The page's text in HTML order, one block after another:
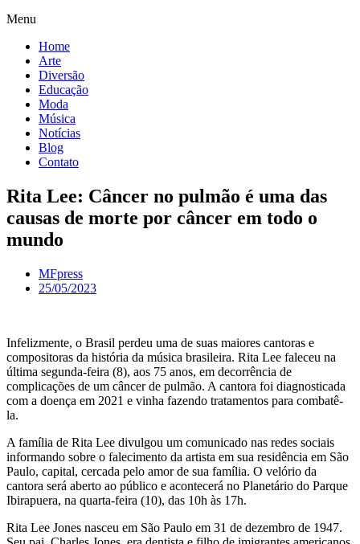
Menu
Home
Arte
Diversão
Educação
Moda
Música
Notícias
Blog
Contato
Rita Lee: Câncer no pulmão é uma das
causas de morte por câncer em todo o
mundo
MFpress
25/05/2023
Infelizmente, o Brasil perdeu uma de suas maiores cantoras e
compositoras da história da música brasileira. Rita Lee faleceu na
última segunda-feira (8), aos 75 anos, em decorrência de
complicações de um câncer de pulmão. A cantora foi diagnosticada
com a doença em 2021 e vinha fazendo tratamentos para combatê-
la.
A família de Rita Lee divulgou um comunicado nas redes sociais
informando sobre o falecimento da artista em sua residência em São
Paulo, capital, cercada pelo amor de sua família. O velório da
cantora será aberto ao público e acontecerá no Planetário do Parque
Ibirapuera, na quarta-feira (10), das 10h às 17h.
Rita Lee Jones nasceu em São Paulo em 31 de dezembro de 1947.